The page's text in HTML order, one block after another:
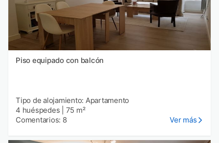
Piso equipado con balcón
Tipo de alojamiento: Apartamento
4 huéspedes
75 m²
Comentarios: 8
Ver más